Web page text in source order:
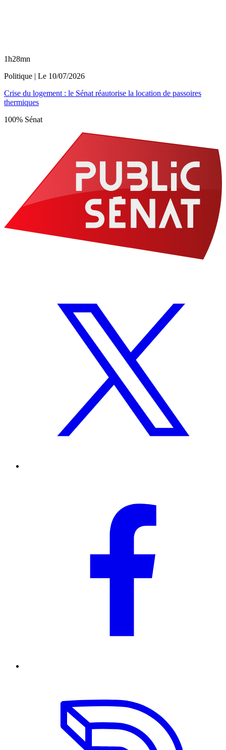
1h28mn
Politique | Le 10/07/2026
Crise du logement : le Sénat réautorise la location de passoires
thermiques
100% Sénat